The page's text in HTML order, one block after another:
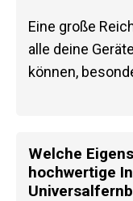
Eine große
alle deine
können,
Welche
hochwertige